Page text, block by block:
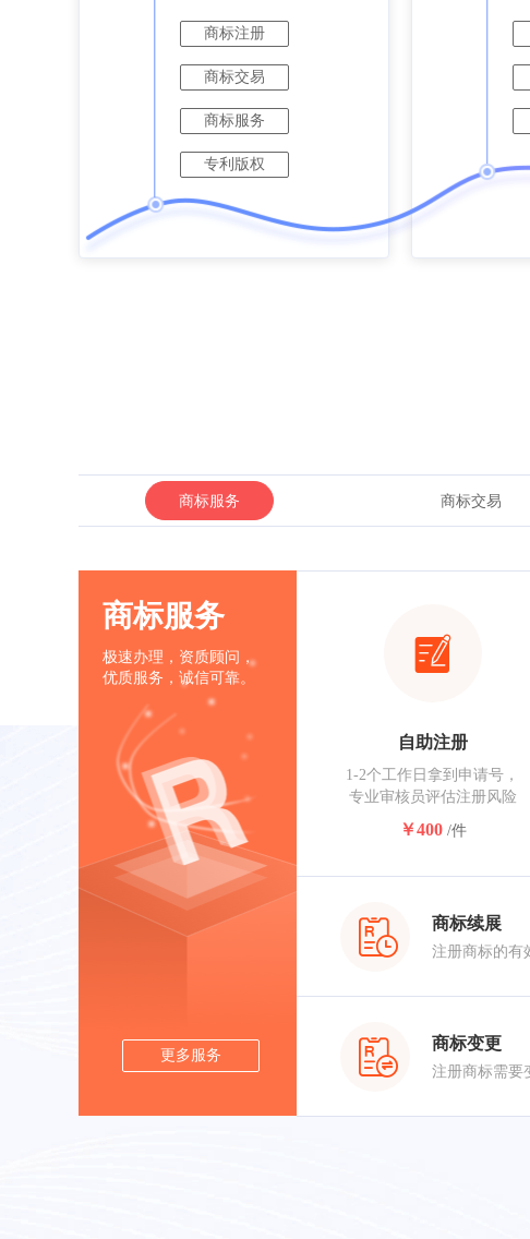
商标注册
商标交易
商标服务
专利版权
商标服务 商标交易
商标服务
极速办理，资质顾问，
优质服务，诚信可靠。
更多服务
自助注册
1-2个工作日拿到申请号，
专业审核员评估注册风险
￥400 /件
商标续展
商标变更